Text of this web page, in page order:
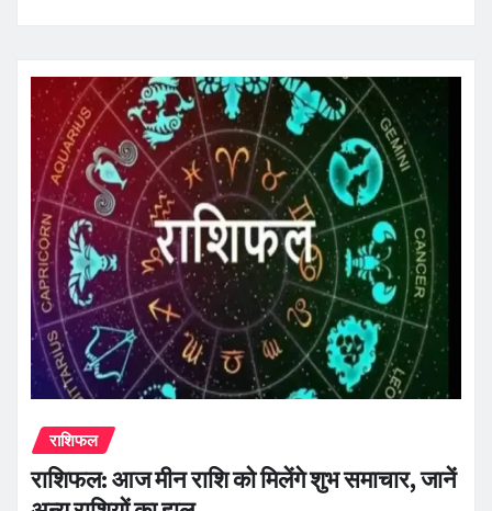
राशिफल
राशिफल: आज मीन राशि को मिलेंगे शुभ समाचार, जानें